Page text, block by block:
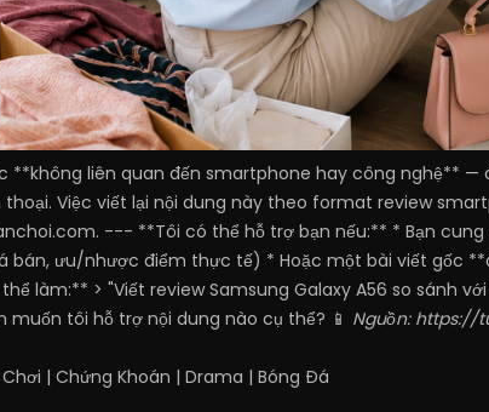
**không liên quan đến smartphone hay công nghệ**
thoại. Việc viết lại nội dung này theo format review
--- **Tôi có thể hỗ trợ bạn nếu:** * Bạn
bán, ưu/nhược điểm thực tế) * Hoặc một bài viết gốc
làm:** > "Viết review Samsung Galaxy A56 so sánh
muốn tôi hỗ trợ nội dung nào cụ thể? 📱 Nguồn: https://
| Chứng Khoán | Drama | Bóng Đá